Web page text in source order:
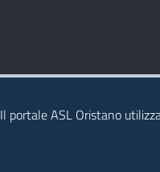
Il portale ASL Oristano